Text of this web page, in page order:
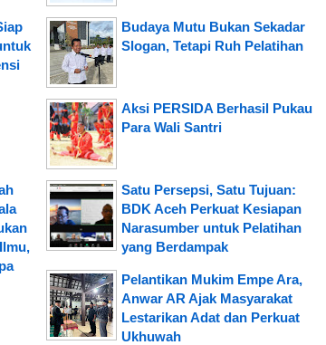
Budaya Mutu Bukan Sekadar
Slogan, Tetapi Ruh Pelatihan
Aksi PERSIDA Berhasil Pukau
Para Wali Santri
Satu Persepsi, Satu Tujuan:
BDK Aceh Perkuat Kesiapan
Narasumber untuk Pelatihan
yang Berdampak
Pelantikan Mukim Empe Ara,
Anwar AR Ajak Masyarakat
Lestarikan Adat dan Perkuat
Ukhuwah